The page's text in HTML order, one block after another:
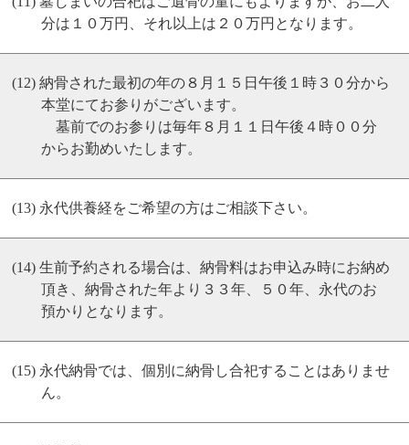
分は１０万円、それ以上は２０万円となります。
納骨された最初の年の８月１５日午後１時３０分から
本堂にてお参りがございます。
墓前でのお参りは毎年８月１１日午後４時００分
からお勤めいたします。
永代供養経をご希望の方はご相談下さい。
生前予約される場合は、納骨料はお申込み時にお納め
頂き、納骨された年より３３年、５０年、永代のお
預かりとなります。
永代納骨では、個別に納骨し合祀することはありませ
ん。